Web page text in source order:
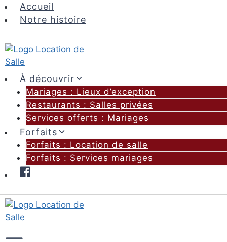
Aller
au
Accueil
Notre histoire
À découvrir
Mariages : Lieux d’exception
Restaurants : Salles privées
Services offerts : Mariages
Forfaits
Forfaits : Location de salle
Forfaits : Services mariages